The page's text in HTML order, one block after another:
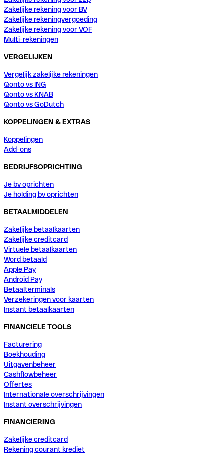
Zakelijke rekening voor BV
Zakelijke rekeningvergoeding
Zakelijke rekening voor VOF
Multi-rekeningen
VERGELIJKEN
Vergelijk zakelijke rekeningen
Qonto vs ING
Qonto vs KNAB
Qonto vs GoDutch
KOPPELINGEN & EXTRAS
Koppelingen
Add-ons
BEDRIJFSOPRICHTING
Je bv oprichten
Je holding bv oprichten
BETAALMIDDELEN
Zakelijke betaalkaarten
Zakelijke creditcard
Virtuele betaalkaarten
Word betaald
Apple Pay
Android Pay
Betaalterminals
Verzekeringen voor kaarten
Instant betaalkaarten
FINANCIELE TOOLS
Facturering
Boekhouding
Uitgavenbeheer
Cashflowbeheer
Offertes
Internationale overschrijvingen
Instant overschrijvingen
FINANCIERING
Zakelijke creditcard
Rekening courant krediet